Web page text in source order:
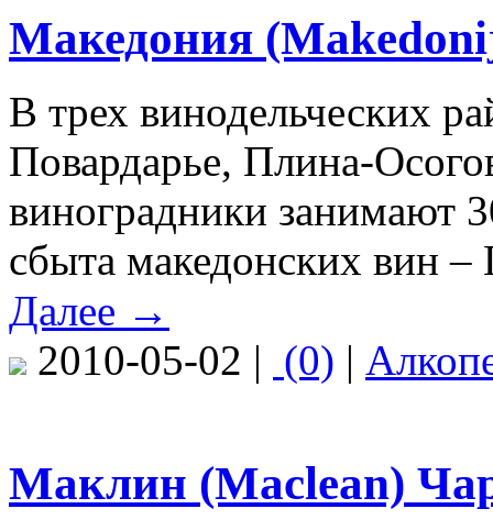
Македония
В трех винодельческих
Повардарье, Плина-
виноградники занимают
сбыта македонских вин –
Далее →
2010-05-02 | (0) |
Маклин (Maclean)